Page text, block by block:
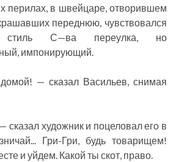
перилах, в швейцаре, отворившем
переднюю, чувствовался
С—ва переулка, но
импонирующий.
— сказал Васильев, снимая
сказал художник и поцеловал его в
Гри-Гри, будь товарищем!
и уйдем. Какой ты скот, право.